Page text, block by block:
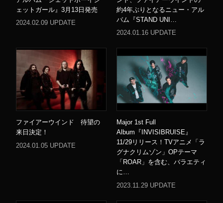
ェットガール』3月13日発売
2024.02.09 UPDATE
約4年ぶりとなるニュー・アル
バム『STAND UNI…
2024.01.16 UPDATE
ファイアーウインド 待望の
来日決定！
2024.01.05 UPDATE
Major 1st Full
Album『INVISIBRUISE』
11/29リリース！TVアニメ「ラ
グナクリムゾン」OPテーマ
「ROAR」を含む、バラエティ
に…
2023.11.29 UPDATE